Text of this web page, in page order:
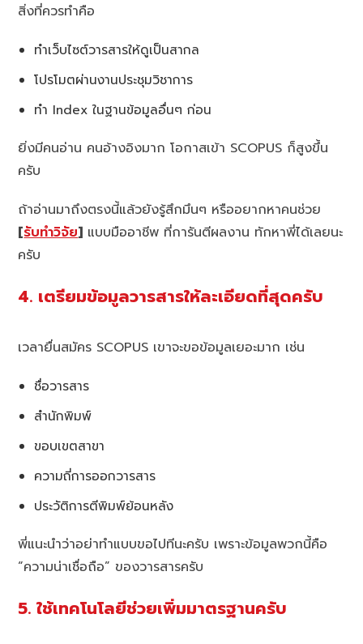
สิ่งที่ควรทำคือ
ทำเว็บไซต์วารสารให้ดูเป็นสากล
โปรโมตผ่านงานประชุมวิชาการ
ทำ Index ในฐานข้อมูลอื่นๆ ก่อน
ยิ่งมีคนอ่าน คนอ้างอิงมาก โอกาสเข้า SCOPUS ก็สูงขึ้น
ครับ
ถ้าอ่านมาถึงตรงนี้แล้วยังรู้สึกมึนๆ หรืออยากหาคนช่วย
[รับทำวิจัย] แบบมืออาชีพ ที่การันตีผลงาน ทักหาพี่ได้เลยนะ
ครับ
4. เตรียมข้อมูลวารสารให้ละเอียดที่สุดครับ
เวลายื่นสมัคร SCOPUS เขาจะขอข้อมูลเยอะมาก เช่น
ชื่อวารสาร
สำนักพิมพ์
ขอบเขตสาขา
ความถี่การออกวารสาร
ประวัติการตีพิมพ์ย้อนหลัง
พี่แนะนำว่าอย่าทำแบบขอไปทีนะครับ เพราะข้อมูลพวกนี้คือ
“ความน่าเชื่อถือ” ของวารสารครับ
5. ใช้เทคโนโลยีช่วยเพิ่มมาตรฐานครับ